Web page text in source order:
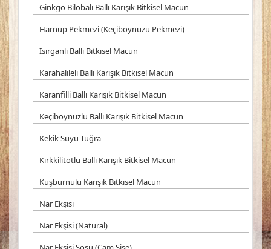
Ginkgo Bilobalı Ballı Karışık Bitkisel Macun
Harnup Pekmezi (Keçiboynuzu Pekmezi)
Isırganlı Ballı Bitkisel Macun
Karahalileli Ballı Karışık Bitkisel Macun
Karanfilli Ballı Karışık Bitkisel Macun
Keçiboynuzlu Ballı Karışık Bitkisel Macun
Kekik Suyu Tuğra
Kırkkilitotlu Ballı Karışık Bitkisel Macun
Kuşburnulu Karışık Bitkisel Macun
Nar Ekşisi
Nar Ekşisi (Natural)